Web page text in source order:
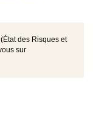
des Risques et
sur